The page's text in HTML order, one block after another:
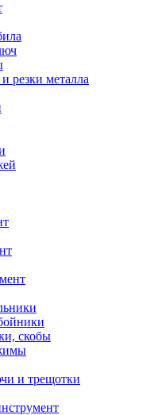
резки металла
скобы
и трещотки